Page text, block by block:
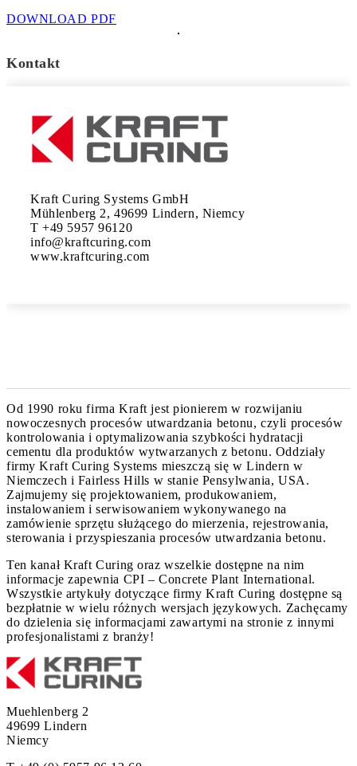
DOWNLOAD PDF
Kontakt
Kraft Curing Systems GmbH
Mühlenberg 2, 49699 Lindern, Niemcy
T +49 5957 96120
info@kraftcuring.com
www.kraftcuring.com
Od 1990 roku firma Kraft jest pionierem w rozwijaniu
nowoczesnych procesów utwardzania betonu, czyli procesów
kontrolowania i optymalizowania szybkości hydratacji
cementu dla produktów wytwarzanych z betonu. Oddziały
firmy Kraft Curing Systems mieszczą się w Lindern w
Niemczech i Fairless Hills w stanie Pensylwania, USA.
Zajmujemy się projektowaniem, produkowaniem,
instalowaniem i serwisowaniem wykonywanego na
zamówienie sprzętu służącego do mierzenia, rejestrowania,
sterowania i przyspieszania procesów utwardzania betonu.
Ten kanał Kraft Curing oraz wszelkie dostępne na nim
informacje zapewnia CPI – Concrete Plant International.
Wszystkie artykuły dotyczące firmy Kraft Curing dostępne są
bezpłatnie w wielu różnych wersjach językowych. Zachęcamy
do dzielenia się informacjami zawartymi na stronie z innymi
profesjonalistami z branży!
Muehlenberg 2
49699 Lindern
Niemcy